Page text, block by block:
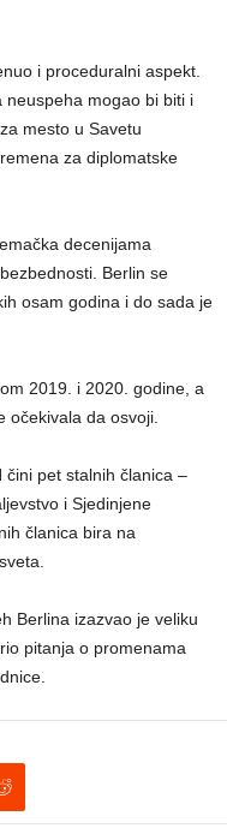
i proceduralni aspekt.
neuspeha mogao bi biti i
mesto u Savetu
za diplomatske
decenijama
Berlin se
osam godina i do sada je
2019. i 2020. godine, a
očekivala da osvoji.
čini pet stalnih članica –
i Sjedinjene
članica bira na
Berlina izazvao je veliku
pitanja o promenama